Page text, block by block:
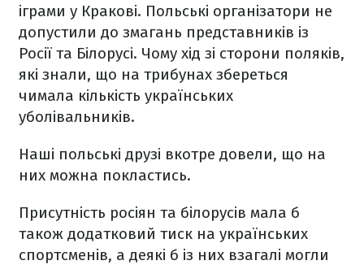
іграми у Кракові. Польські організатори не
допустили до змагань представників із
Росії та Білорусі. Чому хід зі сторони поляків,
які знали, що на трибунах збереться
чимала кількість українських
уболівальників.
Наші польські друзі вкотре довели, що на
них можна покластись.
Присутність росіян та білорусів мала б
також додатковий тиск на українських
спортсменів, а деякі б із них взагалі могли